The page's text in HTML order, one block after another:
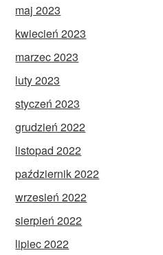
maj 2023
kwiecień 2023
marzec 2023
luty 2023
styczeń 2023
grudzień 2022
listopad 2022
październik 2022
wrzesień 2022
sierpień 2022
lipiec 2022